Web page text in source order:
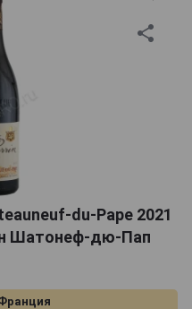
ценах. Красные
к столу
в бокале в форме
чем наполовину.
гармонируют с
рыбой и блюдами из
белым или красным
du-Pape 2021
Шатонеф-дю-Пап